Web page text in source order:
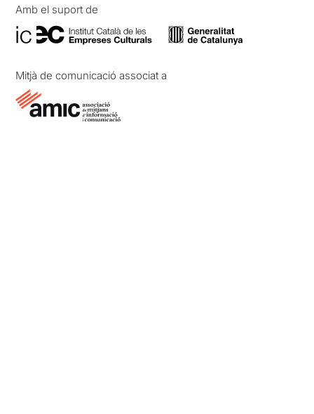
Amb el suport de
Mitjà de comunicació associat a